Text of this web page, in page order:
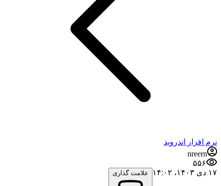
نرم افزار اندروید
nreern
۵۵۶
۱۷ دی ۱۴۰۳،‏ ۱۴:۰۲
علامت گذاری